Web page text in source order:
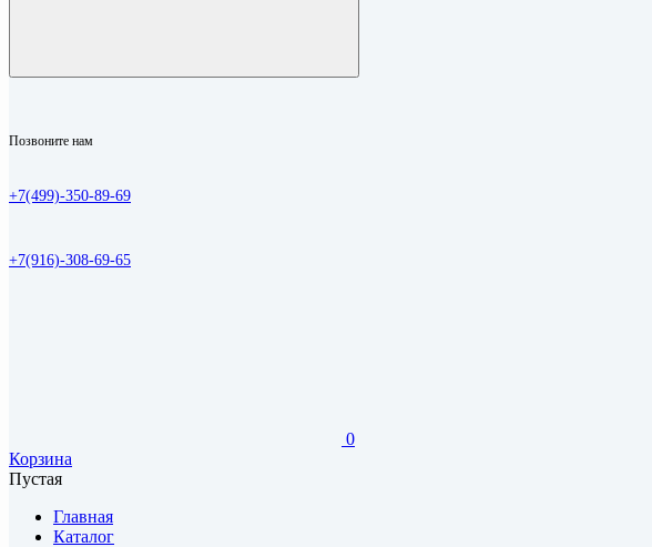
Позвоните нам
+7(499)-350-89-69
+7(916)-308-69-65
0
Корзина
Пустая
Главная
Каталог